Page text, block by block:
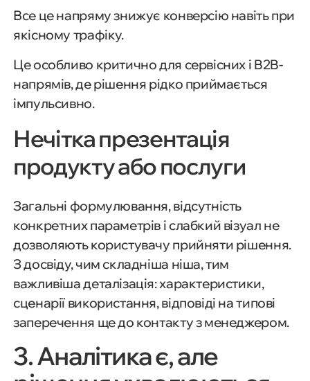
Все це напряму знижує конверсію навіть при
якісному трафіку.
Це особливо критично для сервісних і B2B-
напрямів, де рішення рідко приймається
імпульсивно.
Нечітка презентація
продукту або послуги
Загальні формулювання, відсутність
конкретних параметрів і слабкий візуал не
дозволяють користувачу прийняти рішення.
З досвіду, чим складніша ніша, тим
важливіша деталізація: характеристики,
сценарії використання, відповіді на типові
заперечення ще до контакту з менеджером.
3. Аналітика є, але